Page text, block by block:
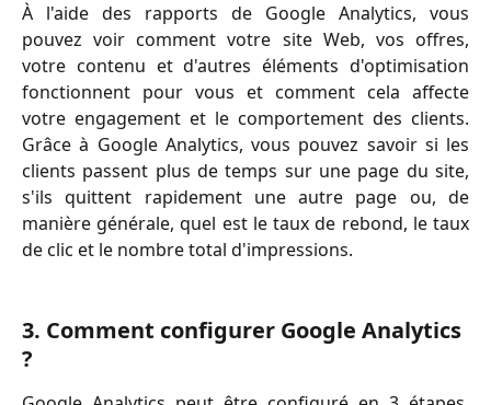
À l'aide des rapports de Google Analytics, vous
pouvez voir comment votre site Web, vos offres,
votre contenu et d'autres éléments d'optimisation
fonctionnent pour vous et comment cela affecte
votre engagement et le comportement des clients.
Grâce à Google Analytics, vous pouvez savoir si les
clients passent plus de temps sur une page du site,
s'ils quittent rapidement une autre page ou, de
manière générale, quel est le taux de rebond, le taux
de clic et le nombre total d'impressions.
3. Comment configurer Google Analytics
?